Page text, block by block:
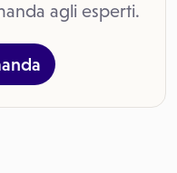
agli esperti.